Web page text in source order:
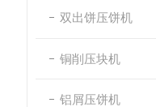
双出饼压饼机
铜削压块机
铝屑压饼机